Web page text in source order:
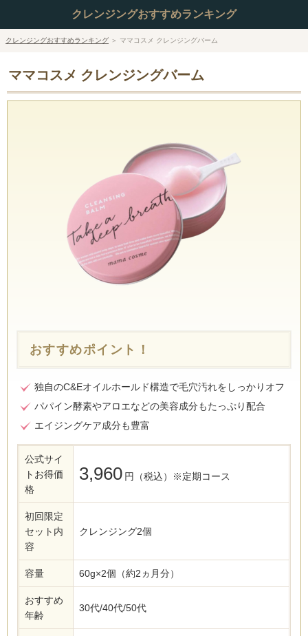
クレンジングおすすめランキング
クレンジングおすすめランキング ＞ ママコスメ クレンジングバーム
ママコスメ クレンジングバーム
おすすめポイント！
独自のC&Eオイルホールド構造で毛穴汚れをしっかりオフ
パパイン酵素やアロエなどの美容成分もたっぷり配合
エイジングケア成分も豊富
公式サイ
トお得価
格
3,960 円（税込）※定期コース
初回限定
セット内
容
クレンジング2個
容量 60g×2個（約2ヵ月分）
おすすめ
年齢
30代/40代/50代